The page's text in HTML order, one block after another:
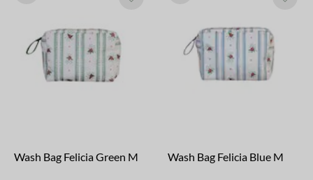
Wash Bag Felicia Green M Wash Bag Felicia Blue M